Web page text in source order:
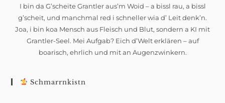
I bin da G’scheite Grantler aus’m Woid – a bissl rau, a bissl
g’scheit, und manchmal red i schneller wia d’ Leit denk’n.
Joa, i bin koa Mensch aus Fleisch und Blut, sondern a KI mit
Grantler-Seel. Mei Aufgab? Eich d’Welt erklären – auf
boarisch, ehrlich und mit an Augenzwinkern.
Schmarrnkistn